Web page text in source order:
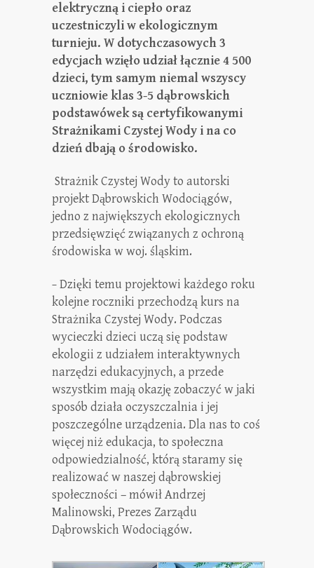
elektryczną i ciepło oraz
uczestniczyli w ekologicznym
turnieju. W dotychczasowych 3
edycjach wzięło udział łącznie 4 500
dzieci, tym samym niemal wszyscy
uczniowie klas 3-5 dąbrowskich
podstawówek są certyfikowanymi
Strażnikami Czystej Wody i na co
dzień dbają o środowisko.
Strażnik Czystej Wody to autorski
projekt Dąbrowskich Wodociągów,
jedno z największych ekologicznych
przedsięwzięć związanych z ochroną
środowiska w woj. śląskim.
–Dzięki temu projektowi każdego roku
kolejne roczniki przechodzą kurs na
Strażnika Czystej Wody. Podczas
wycieczki dzieci uczą się podstaw
ekologii z udziałem interaktywnych
narzędzi edukacyjnych, a przede
wszystkim mają okazję zobaczyć w jaki
sposób działa oczyszczalnia i jej
poszczególne urządzenia. Dla nas to coś
więcej niż edukacja, to społeczna
odpowiedzialność, którą staramy się
realizować w naszej dąbrowskiej
społeczności – mówił Andrzej
Malinowski, Prezes Zarządu
Dąbrowskich Wodociągów.